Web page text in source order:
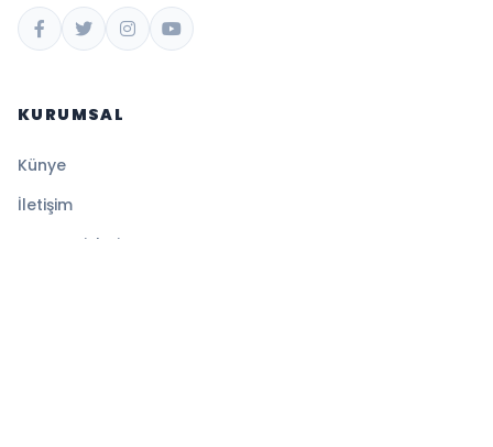
KURUMSAL
Künye
İletişim
RSS Servisleri